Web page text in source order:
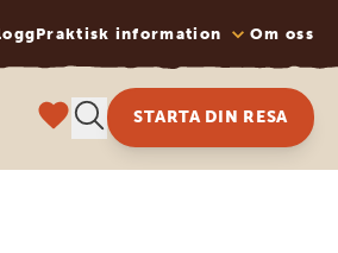
Praktisk information Om oss
STARTA DIN RESA